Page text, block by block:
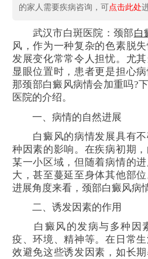
的家人需要疾病咨询，可点击此处
武汉市白斑医院：颈部白
风，作为一种复杂的色素脱
发展变化常常令人担忧。尤
显眼位置时，患者更是担心
那颈部白癜风病情会加重吗?
医院的介绍。
一、病情的自然进展
白癜风的病情发展具有不
种因素的影响。在疾病初期
某一小区域，但随着病情的
大，甚至蔓延至身体其他部
进展角度来看，颈部白癜风病
二、诱发因素的作用
白癜风的发病与多种因
疫、环境、精神等。在日常
效避免这些诱发因素，如长